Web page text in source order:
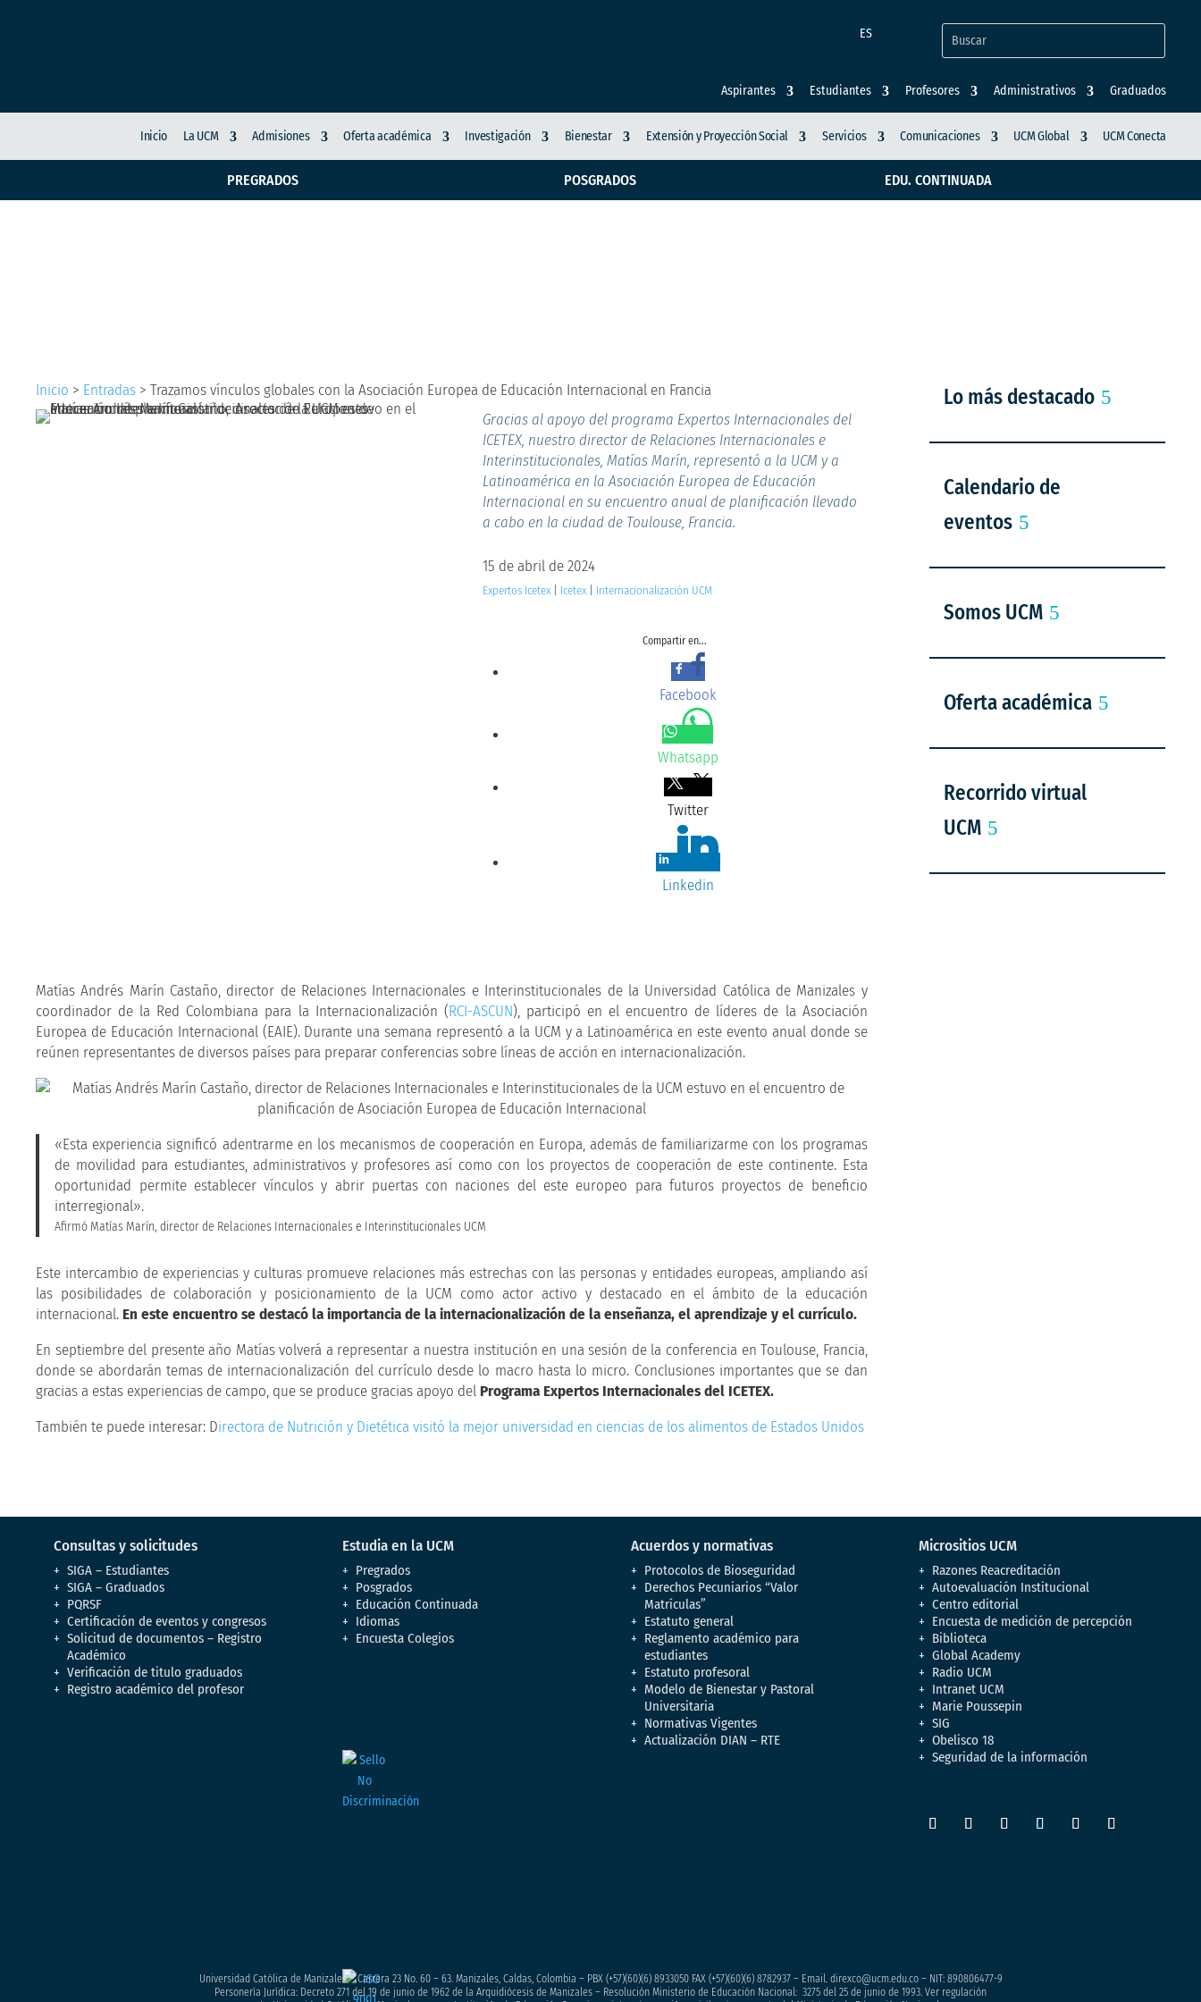
ES
Aspirantes Estudiantes Profesores Administrativos Graduados
Inicio La UCM Admisiones Oferta académica Investigación Bienestar Extensión y Proyección Social Servicios Comunicaciones UCM Global UCM Conecta
PREGRADOS POSGRADOS EDU. CONTINUADA
Inicio > Entradas > Trazamos vínculos globales con la Asociación Europea de Educación Internacional en Francia
Gracias al apoyo del programa Expertos Internacionales del
ICETEX, nuestro director de Relaciones Internacionales e
Interinstitucionales, Matías Marín, representó a la UCM y a
Latinoamérica en la Asociación Europea de Educación
Internacional en su encuentro anual de planificación llevado
a cabo en la ciudad de Toulouse, Francia.
15 de abril de 2024
Expertos Icetex Icetex Internacionalización UCM
Compartir en...
Facebook
Whatsapp
Twitter
Linkedin
Matías Andrés Marín Castaño, director de Relaciones Internacionales e Interinstitucionales de la Universidad Católica de Manizales y
coordinador de la Red Colombiana para la Internacionalización (RCI-ASCUN), participó en el encuentro de líderes de la Asociación
Europea de Educación Internacional (EAIE). Durante una semana representó a la UCM y a Latinoamérica en este evento anual donde se
reúnen representantes de diversos países para preparar conferencias sobre líneas de acción en internacionalización.
«Esta experiencia significó adentrarme en los mecanismos de cooperación en Europa, además de familiarizarme con los programas
de movilidad para estudiantes, administrativos y profesores así como con los proyectos de cooperación de este continente. Esta
oportunidad permite establecer vínculos y abrir puertas con naciones del este europeo para futuros proyectos de beneficio
interregional».
Afirmó Matías Marín, director de Relaciones Internacionales e Interinstitucionales UCM
Este intercambio de experiencias y culturas promueve relaciones más estrechas con las personas y entidades europeas, ampliando así
las posibilidades de colaboración y posicionamiento de la UCM como actor activo y destacado en el ámbito de la educación
internacional. En este encuentro se destacó la importancia de la internacionalización de la enseñanza, el aprendizaje y el currículo.
En septiembre del presente año Matías volverá a representar a nuestra institución en una sesión de la conferencia en Toulouse, Francia,
donde se abordarán temas de internacionalización del currículo desde lo macro hasta lo micro. Conclusiones importantes que se dan
gracias a estas experiencias de campo, que se produce gracias apoyo del Programa Expertos Internacionales del ICETEX.
También te puede interesar: Directora de Nutrición y Dietética visitó la mejor universidad en ciencias de los alimentos de Estados Unidos
Lo más destacado
Calendario de
eventos
Somos UCM
Oferta académica
Recorrido virtual
UCM
Consultas y solicitudes
SIGA – Estudiantes
SIGA – Graduados
PQRSF
Certificación de eventos y congresos
Solicitud de documentos – Registro
Académico
Verificación de titulo graduados
Registro académico del profesor
Estudia en la UCM
Pregrados
Posgrados
Educación Continuada
Idiomas
Encuesta Colegios
Acuerdos y normativas
Protocolos de Bioseguridad
Derechos Pecuniarios “Valor
Matrículas”
Estatuto general
Reglamento académico para
estudiantes
Estatuto profesoral
Modelo de Bienestar y Pastoral
Universitaria
Normativas Vigentes
Actualización DIAN – RTE
Micrositios UCM
Razones Reacreditación
Autoevaluación Institucional
Centro editorial
Encuesta de medición de percepción
Biblioteca
Global Academy
Radio UCM
Intranet UCM
Marie Poussepin
SIG
Obelisco 18
Seguridad de la información
Universidad Católica de Manizales – Carrera 23 No. 60 – 63. Manizales, Caldas, Colombia – PBX (+57)(60)(6) 8933050FAX (+57)(60)(6) 8782937 – Email. direxco@ucm.edu.co – NIT: 890806477-9
Personería Jurídica: Decreto 271 del 19 de junio de 1962 de la Arquidiócesis de Manizales – Resolución Ministerio de Educación Nacional: 3275 del 25 de junio de 1993. Ver regulación